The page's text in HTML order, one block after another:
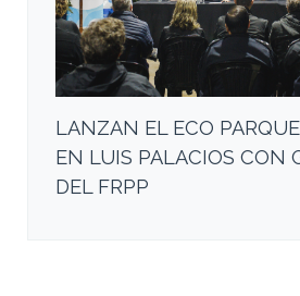
LANZAN EL ECO
EN LUIS PALACIOS CON
DEL FRPP